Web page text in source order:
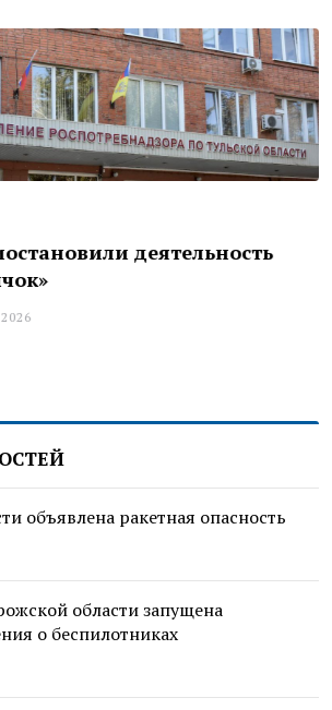
деятельность
объявлена ракетная опасность
области запущена
о беспилотниках